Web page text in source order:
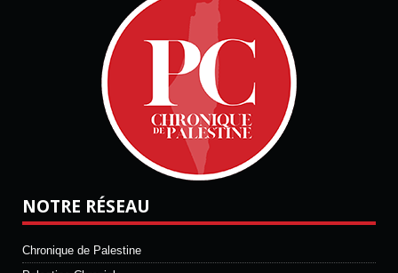
NOTRE RÉSEAU
Chronique de Palestine